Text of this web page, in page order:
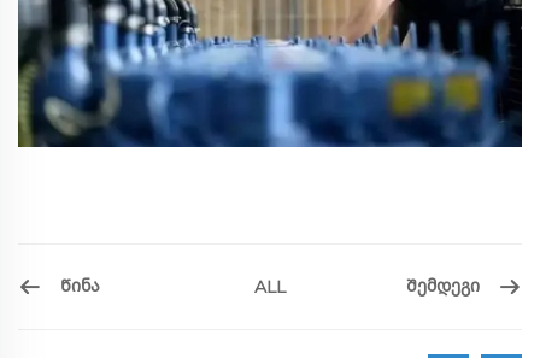
Წინა ALL Შემდეგი